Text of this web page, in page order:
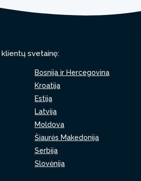
svetainę:
Bosnija ir Hercegovina
Kroatija
Estija
Latvija
Moldova
Šiaurės Makedonija
Serbija
Slovėnija